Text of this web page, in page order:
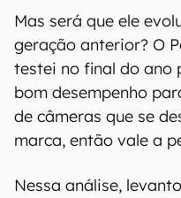
Mas será que ele
geração anterior? O
testei no final do ano
bom desempenho
de câmeras que se
marca, então vale a
Nessa análise,